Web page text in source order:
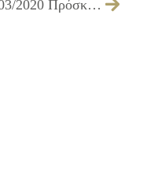
09/03/2020 Πρόσκληση εκδήλωσης ενδιαφέροντος για συμμετοχή στην έκθεση Βιβλίου που προτίθεται να διοργανώνει ο Δήμος Ιλίου